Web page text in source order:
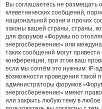
Вы соглашаетесь не размещать
клеветнических сообщений,
национальной розни и прочих
законы вашей страны, страны,
для форумов «Форумы по
энергосбережению» или
таких сообщений могут
конференции, при этом ваш
если мы сочтём это нужным. IP-
возможности проведения такой
администраторы форумов
энергосбережению» имеют
или закрыть любую тему в